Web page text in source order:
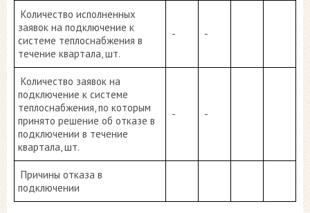
Количество исполненных
заявок на подключение к
системе теплоснабжения в
течение квартала, шт.
- -
Количество заявок на
подключение к системе
теплоснабжения, по которым
принято решение об отказе в
подключении в течение
квартала, шт.
- -
Причины отказа в
подключении